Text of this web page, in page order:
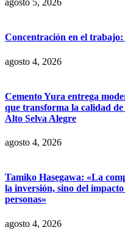
agosto 5, 2026
Concentración en el
agosto 4, 2026
Cemento Yura entrega
que transforma la calidad de
Alto Selva Alegre
agosto 4, 2026
Tamiko Hasegawa: «La
la inversión, sino del
personas»
agosto 4, 2026